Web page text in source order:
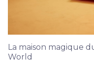
La maison magique
World